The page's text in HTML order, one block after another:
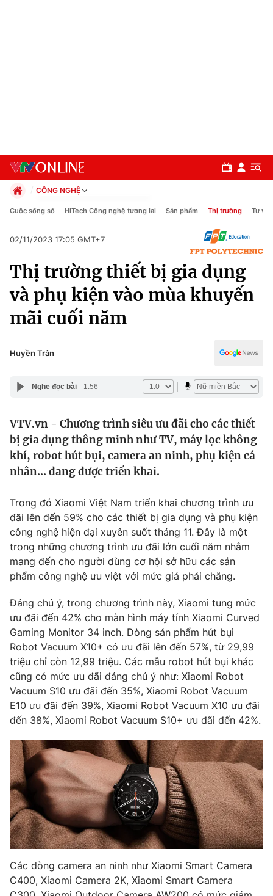
Chính trị
Xã hội
Pháp luật
Y tế
Thế giới
Tin tức
Thế giới đó đây
Kinh tế
Thị trường
Góc doanh nghiệp
Truyền hình
Phim VTV
Hậu trường
Nhân vật
Khán giả
Giải sao mai
Giải trí
Điện ảnh
Âm nhạc
Sao
Đời sống
Du lịch
Làm đẹp
Chất lượng cuộc sống
Giáo dục
Tuyển sinh
Học trực tuyến
Công nghệ
Hitech Công nghệ tương lai
Sản phẩm
Thị trường
Tư vấn
Giao lưu trực tuyến
Lịch phát sóng
Chuyên mục khác
Emagazine Podcast
Photo Infographic
Video Shorts video
CÔNG NGHỆ
Chính trị
Pháp luật
Thể thao
Truyền hình
Văn hóa - Giải trí
Y tế
Công nghệ
Cuộc sống số HiTech Công nghệ tương lai Sản phẩm Thị trường Tư vấn
02/11/2023 17:05 GMT+7
Thị trường thiết bị gia dụng
và phụ kiện vào mùa khuyến
mãi cuối năm
Huyền Trân
Nghe đọc bài 1:56
VTV.vn - Chương trình siêu ưu đãi cho các thiết
bị gia dụng thông minh như TV, máy lọc không
khí, robot hút bụi, camera an ninh, phụ kiện cá
nhân... đang được triển khai.
Trong đó Xiaomi Việt Nam triển khai chương trình ưu
đãi lên đến 59% cho các thiết bị gia dụng và phụ kiện
công nghệ hiện đại xuyên suốt tháng 11. Đây là một
trong những chương trình ưu đãi lớn cuối năm nhằm
mang đến cho người dùng cơ hội sở hữu các sản
phẩm công nghệ ưu việt với mức giá phải chăng.
Đáng chú ý, trong chương trình này, Xiaomi tung mức
ưu đãi đến 42% cho màn hình máy tính Xiaomi Curved
Gaming Monitor 34 inch. Dòng sản phẩm hút bụi
Robot Vacuum X10+ có ưu đãi lên đến 57%, từ 29,99
triệu chỉ còn 12,99 triệu. Các mẫu robot hút bụi khác
cũng có mức ưu đãi đáng chú ý như: Xiaomi Robot
Vacuum S10 ưu đãi đến 35%, Xiaomi Robot Vacuum
E10 ưu đãi đến 39%, Xiaomi Robot Vacuum X10 ưu đãi
đến 38%, Xiaomi Robot Vacuum S10+ ưu đãi đến 42%.
Các dòng camera an ninh như Xiaomi Smart Camera
C400, Xiaomi Camera 2K, Xiaomi Smart Camera